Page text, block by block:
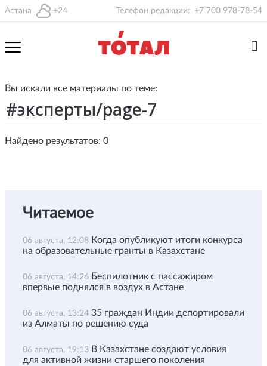
Астана +24 Телефон редакции: +7 700 978-78-54
Вы искали все материалы по теме:
Найдено результатов: 0
Читаемое
06 августа, 12:08 Когда опубликуют итоги конкурса
на образовательные гранты в Казахстане
06 августа, 14:26 Беспилотник с пассажиром
впервые поднялся в воздух в Астане
06 августа, 13:24 35 граждан Индии депортировали
из Алматы по решению суда
06 августа, 19:13 В Казахстане создают условия
для активной жизни старшего поколения